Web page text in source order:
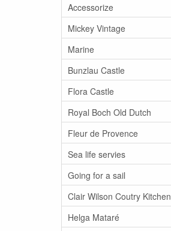
Accessorize
Mickey Vintage
Marine
Bunzlau Castle
Flora Castle
Royal Boch Old Dutch
Fleur de Provence
Sea life servies
Going for a sail
Clair Wilson Coutry Kitchen
Helga Mataré